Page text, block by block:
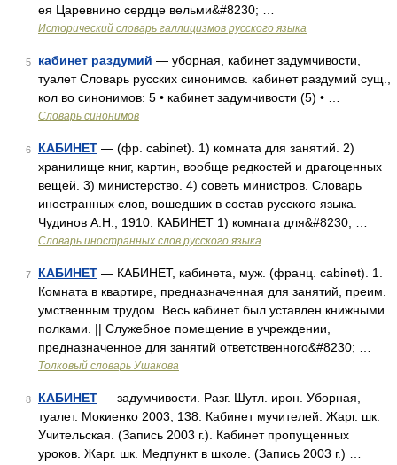
ея Царевнино сердце вельми&#8230; …
Исторический словарь галлицизмов русского языка
5 кабинет раздумий — уборная, кабинет задумчивости,
туалет Словарь русских синонимов. кабинет раздумий сущ.,
кол во синонимов: 5 • кабинет задумчивости (5) • …
Словарь синонимов
6 КАБИНЕТ — (фр. cabinet). 1) комната для занятий. 2)
хранилище книг, картин, вообще редкостей и драгоценных
вещей. 3) министерство. 4) советь министров. Словарь
иностранных слов, вошедших в состав русского языка.
Чудинов А.Н., 1910. КАБИНЕТ 1) комната для&#8230; …
Словарь иностранных слов русского языка
7 КАБИНЕТ — КАБИНЕТ, кабинета, муж. (франц. cabinet). 1.
Комната в квартире, предназначенная для занятий, преим.
умственным трудом. Весь кабинет был уставлен книжными
полками. || Служебное помещение в учреждении,
предназначенное для занятий ответственного&#8230; …
Толковый словарь Ушакова
8 КАБИНЕТ — задумчивости. Разг. Шутл. ирон. Уборная,
туалет. Мокиенко 2003, 138. Кабинет мучителей. Жарг. шк.
Учительская. (Запись 2003 г.). Кабинет пропущенных
уроков. Жарг. шк. Медпункт в школе. (Запись 2003 г.) …